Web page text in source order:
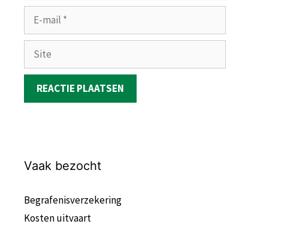
mail
Site
Vaak bezocht
Begrafenisverzekering
Kosten uitvaart